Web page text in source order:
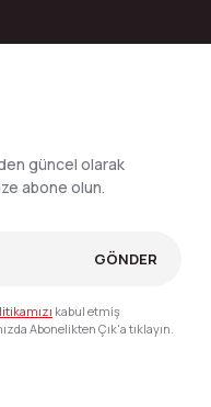
güncel olarak
abone olun.
GÖNDER
kabul etmiş
Abonelikten Çık'a tıklayın.